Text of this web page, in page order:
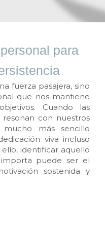
para
fuerza pasajera, sino
que nos mantiene
Cuando las
resonan con nuestros
más sencillo
viva incluso
identificar aquello
puede ser el
sostenida y